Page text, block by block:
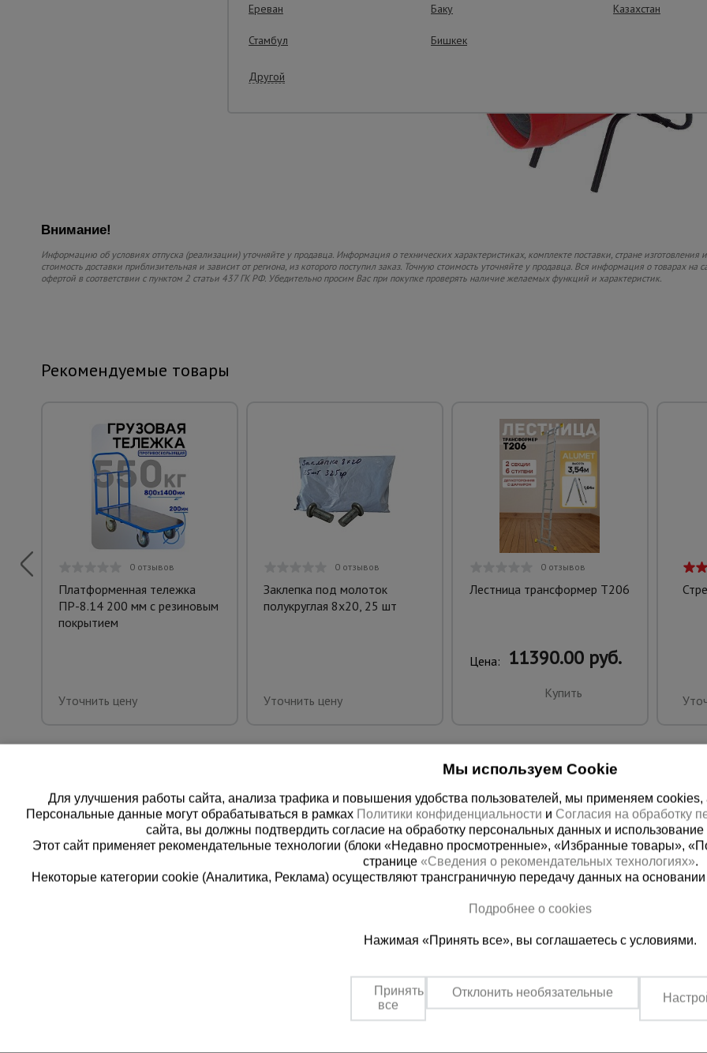
Внимание!
Информацию об условиях отпуска (реализации) уточняйте у продавца. Информация о технических характеристиках, комплекте поставки, стране
стоимость доставки приблизительная и зависит от региона, из которого поступил заказ. Точную стоимость уточняйте у продавца. Вся информация о товарах
офертой в соответствии с пунктом 2 статьи 437 ГК РФ. Убедительно просим Вас при покупке проверять наличие желаемых функций и характеристик.
Рекомендуемые товары
0 отзывов
Платформенная тележка
ПР-8.14 200 мм с резиновым
покрытием
Уточнить цену
0 отзывов
Заклепка под молоток
полукруглая 8х20, 25 шт
Уточнить цену
0 отзывов
Лестница трансформер T206
Цена: 11390.00 руб.
Купить
8 (800) 200-25-90
Заказать звонок
+7 (938)
Заказать звонок
Вс: выходной
Ереван Баку Казахстан
Стамбул Бишкек
Другой
Мы используем Cookie
Для улучшения работы сайта, анализа трафика и повышения удобства пользователей, мы применяем cookies,
Персональные данные могут обрабатываться в рамках Политики конфиденциальности и Согласия на обработку
сайта, вы должны подтвердить согласие на обработку персональных данных и
Этот сайт применяет рекомендательные технологии (блоки «Недавно просмотренные», «Избранные товары»,
странице «Сведения о рекомендательных технологиях».
Некоторые категории cookie (Аналитика, Реклама) осуществляют трансграничную передачу данных на
Подробнее о cookies
Нажимая «Принять все», вы соглашаетесь с условиями.
Принять
все
Отклонить необязательные